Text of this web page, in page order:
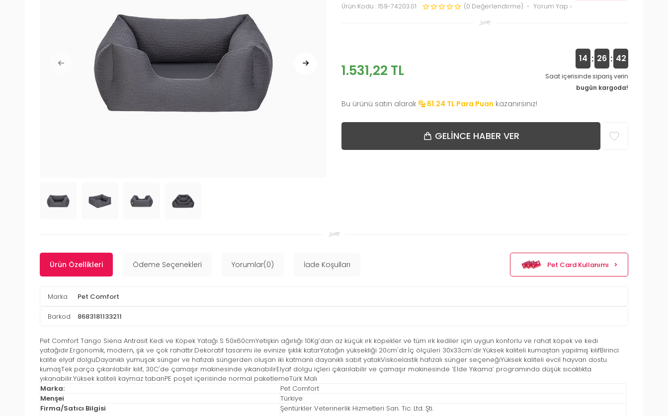
Ürün Kodu : 159-74203.01 (0 Değerlendirme) Yorum Yap
1.531,22 TL
14 : 26 : 41
Saat içerisinde sipariş verin
bugün kargoda!
Bu ürünü satın alarak 61.24 TL Para Puan kazanırsınız!
GELINCE HABER VER
Ürün Özellikleri Ödeme Seçenekleri Yorumlar(0) İade Koşulları Pet Card Kullanımı
Marka Pet Comfort
Barkod 8683181133211
Pet Comfort Tango Siena Antrasit Kedi ve Köpek Yatağı S 50x60cmYetişkin ağırlığı 10Kg’dan az küçük ırk köpekler ve tüm ırk kediler için uygun konforlu ve rahat köpek ve kedi
yatağıdır.Ergonomik, modern, şık ve çok rahattır.Dekoratif tasarımı ile evinize şıklık katarYatağın yüksekliği 20cm'dir.İç ölçüleri 30x33cm’dir.Yüksek kaliteli kumaştan yapılmış kılıfBirinci
kalite elyaf dolguDayanıklı yumuşak sünger ve hafızalı süngerden oluşan iki katmanlı dayanıklı sabit yatakViskoelastik hafızalı sünger seçeneğiYüksek kaliteli evcil hayvan dostu
kumaşTek parça çıkarılabilir kılıf, 30C'de çamaşır makinesinde yıkanabilirElyaf dolgu içleri çıkarılabilir ve çamaşır makinesinde ‘Elde Yıkama’ programında düşük sıcaklıkta
yıkanabilir.Yüksek kaliteli kaymaz tabanPE poşet içerisinde normal paketlemeTürk Malı
Marka:
Pet Comfort
Menşei
Türkiye
Firma/Satıcı Bilgisi
Şentürkler Veterinerlik Hizmetleri San. Tic. Ltd. Şti.